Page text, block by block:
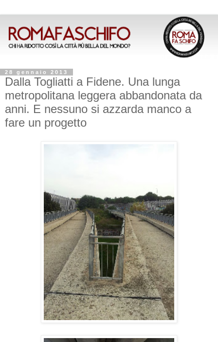
28 gennaio 2013
Dalla Togliatti a Fidene. Una lunga
metropolitana leggera abbandonata da
anni. E nessuno si azzarda manco a
fare un progetto